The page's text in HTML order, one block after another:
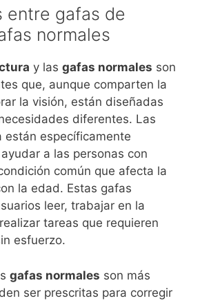
entre gafas de
normales
y las gafas normales son
que, aunque comparten la
la visión, están diseñadas
diferentes. Las
están específicamente
a las personas con
común que afecta la
la edad. Estas gafas
leer, trabajar en la
tareas que requieren
esfuerzo.
gafas normales son más
ser prescritas para corregir